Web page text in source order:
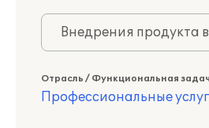
Внедрения продукта
Отрасль / Функциональная
Профессиональные